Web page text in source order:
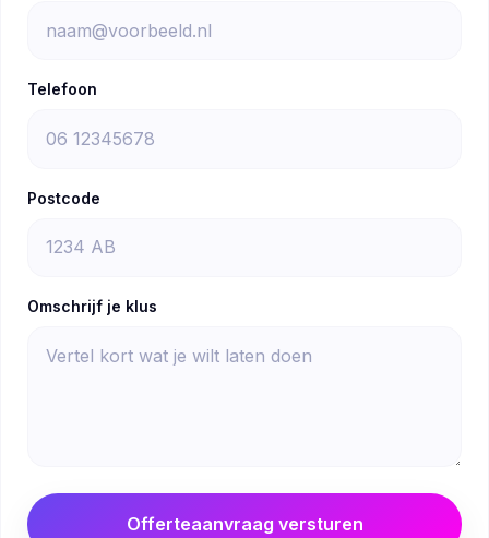
Telefoon
Postcode
Omschrijf je klus
Offerteaanvraag versturen